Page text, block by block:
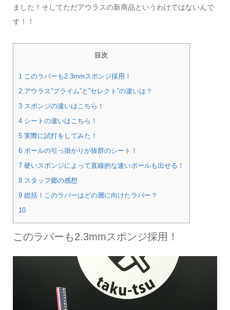
ました！そしてただアウラスの新商品というわけではないんで
す！！
目次
1 このラバーも2.3mmスポンジ採用！
2 アウラス”プライム”と”セレクト”の違いは？
3 スポンジの違いはこちら！
4 シートの違いはこちら！
5 実際に試打をしてみた！
6 ボールの引っ掛かりが抜群のシート！
7 硬いスポンジによって直線的な速いボールも出せる！
8 スタッフ郷の感想
9 総括！このラバーはどの層に向けたラバー？
10
このラバーも2.3mmスポンジ採用！